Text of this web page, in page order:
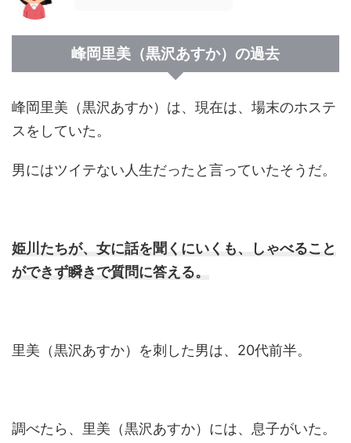
峰岡里美（黒沢あすか）の過去
峰岡里美（黒沢あすか）は、現在は、場末のホステ
スをしていた。
男にはツイテない人生だったと言っていたそうだ。
姫川たちが、女に話を聞くにいくも、しゃべること
ができず瞬きで質問に答える。
里美（黒沢あすか）を刺した男は、20代前半。
調べたら、里美（黒沢あすか）には、息子がいた。